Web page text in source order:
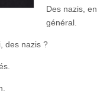
Des nazis, en
général.
des nazis ?